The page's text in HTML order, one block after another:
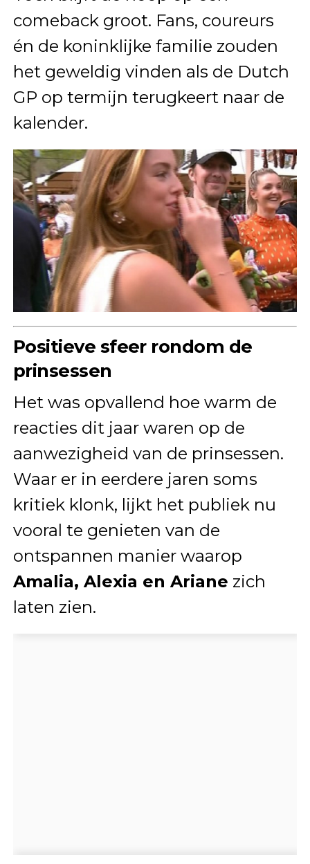
comeback groot. Fans, coureurs
én de koninklijke familie zouden
het geweldig vinden als de Dutch
GP op termijn terugkeert naar de
kalender.
Positieve sfeer rondom de
prinsessen
Het was opvallend hoe warm de
reacties dit jaar waren op de
aanwezigheid van de prinsessen.
Waar er in eerdere jaren soms
kritiek klonk, lijkt het publiek nu
vooral te genieten van de
ontspannen manier waarop
Amalia, Alexia en Ariane zich
laten zien.